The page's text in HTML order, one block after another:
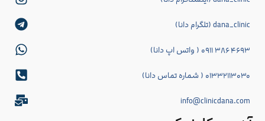
dana_clinic (تلگرام دانا)
۴۶۹۳ ۳۸۶ ۰۹۱۱ ( واتس اپ دانا)
۰۱۳۳۲۱۱۳۰۳۰ ( شماره تماس دانا)
info@clinicdana.com